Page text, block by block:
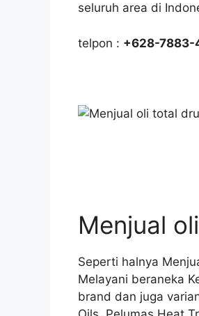
seluruh area di
telpon : +628-
Menjual
Seperti halnya
Melayani beraneka
brand dan juga